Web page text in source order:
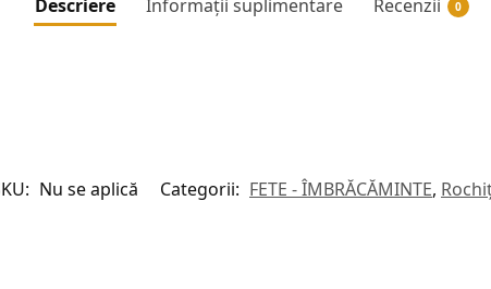
Descriere Informații suplimentare Recenzii 0
Nu se aplică Categorii: FETE - ÎMBRĂCĂMINTE,